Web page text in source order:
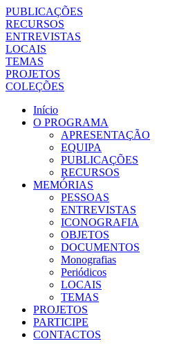
PUBLICAÇÕES
RECURSOS
ENTREVISTAS
LOCAIS
TEMAS
PROJETOS
COLEÇÕES
Início
O PROGRAMA
APRESENTAÇÃO
EQUIPA
PUBLICAÇÕES
RECURSOS
MEMÓRIAS
PESSOAS
ENTREVISTAS
ICONOGRAFIA
OBJETOS
DOCUMENTOS
Monografias
Periódicos
LOCAIS
TEMAS
PROJETOS
PARTICIPE
CONTACTOS